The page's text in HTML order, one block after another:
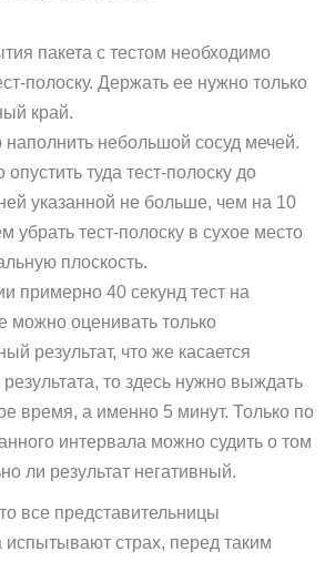
пакета с тестом необходимо
полоску. Держать ее нужно только
край.
небольшой сосуд мечей.
туда тест-полоску до
указанной не больше, чем на 10
убрать тест-полоску в сухое место
плоскость.
примерно 40 секунд тест на
можно оценивать только
результат, что же касается
результата, то здесь нужно выждать
время, а именно 5 минут. Только по
интервала можно судить о том
ли результат негативный.
все представительницы
испытывают страх, перед таким